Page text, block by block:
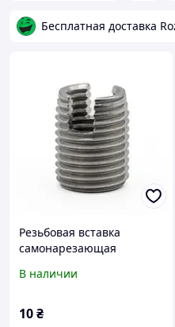
Бесплатная доставка
Резьбовая вставка
самонарезающая
В наличии
10₴